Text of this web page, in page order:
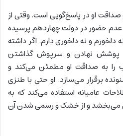
او در پاسخ‌گویی است. وقتی از
عدم حضور در دولت چهاردهم پرسیده
و نه دلخوری دارم. اگر داشته
پوشش نهادن و سرپوش گذاشتن
را به صداقت او مطمئن می‌کند و
برقرار می‌سازد. او حتی با طنزی
عامیانه استفاده می‌کند که به
می‌بخشد و از خشک و رسمی شدن آن